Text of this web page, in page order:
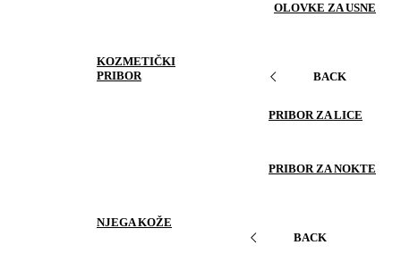
OLOVKE ZA USNE
KOZMETIČKI
PRIBOR
BACK
PRIBOR ZA LICE
PRIBOR ZA NOKTE
NJEGA KOŽE
BACK